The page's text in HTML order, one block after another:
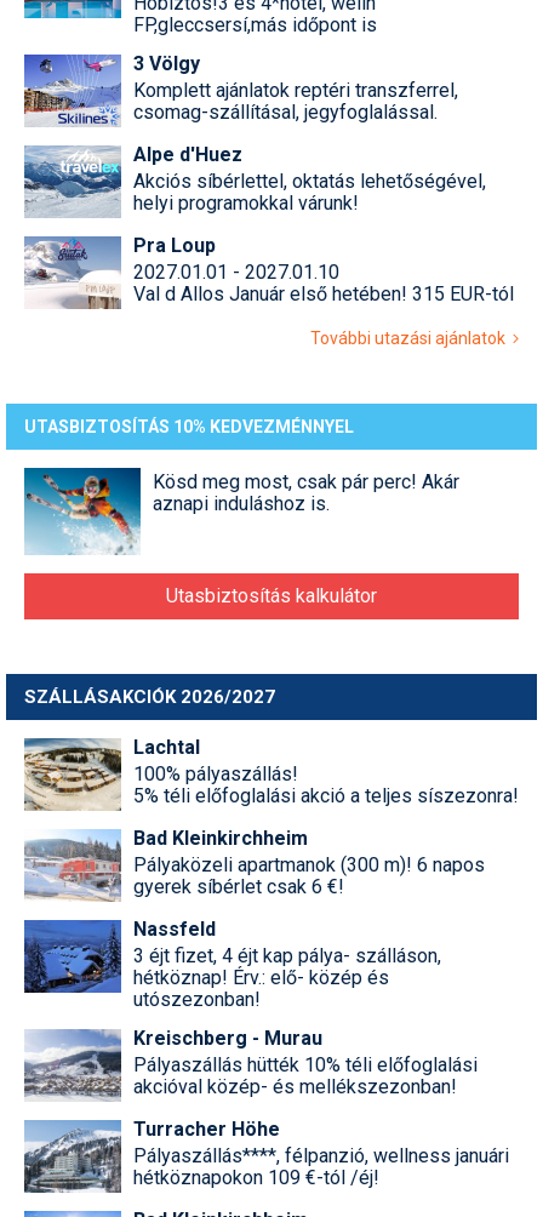
FP,gleccsersí,más időpont is
3 Völgy
Komplett ajánlatok reptéri transzferrel,
csomag-szállításal, jegyfoglalással.
Alpe d'Huez
Akciós síbérlettel, oktatás lehetőségével,
helyi programokkal várunk!
Pra Loup
2027.01.01 - 2027.01.10
Val d Allos Január első hetében! 315 EUR-tól
További utazási ajánlatok
UTASBIZTOSÍTÁS 10% KEDVEZMÉNNYEL
Kösd meg most, csak pár perc! Akár
aznapi induláshoz is.
Utasbiztosítás kalkulátor
SZÁLLÁSAKCIÓK 2026/2027
Lachtal
100% pályaszállás!
5% téli előfoglalási akció a teljes síszezonra!
Bad Kleinkirchheim
Pályaközeli apartmanok (300 m)! 6 napos
gyerek síbérlet csak 6 €!
Nassfeld
3 éjt fizet, 4 éjt kap pálya- szálláson,
hétköznap! Érv.: elő- közép és
utószezonban!
Kreischberg - Murau
Pályaszállás hütték 10% téli előfoglalási
akcióval közép- és mellékszezonban!
Turracher Höhe
Pályaszállás****, félpanzió, wellness januári
hétköznapokon 109 €-tól /éj!